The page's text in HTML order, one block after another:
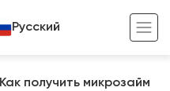
Русский
Как получить микрозайм